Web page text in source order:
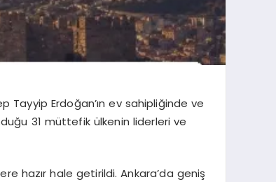
Tayyip Erdoğan’ın ev sahipliğinde ve
31 müttefik ülkenin liderleri ve
hazır hale getirildi. Ankara’da geniş